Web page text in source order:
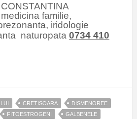
familie,
iridologie
naturopata 0734 410
CRETISOARA
DISMENOREE
FITOESTROGENI
GALBENELE